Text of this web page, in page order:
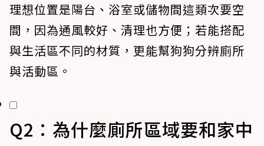
理想位置是陽台、浴室或儲物間這類次要空
間，因為通風較好、清理也方便；若能搭配
與生活區不同的材質，更能幫狗狗分辨廁所
與活動區。
Q2：為什麼廁所區域要和家中